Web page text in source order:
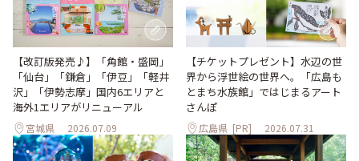
【改訂版発売♪】「角館・盛岡」
「仙台」「鎌倉」「伊豆」「軽井
沢」「伊勢志摩」国内6エリアと
海外1エリアがリニューアル
宮城県 2026.07.09
【チケットプレゼント】水辺の世
界から浮世絵の世界へ。「広島も
とまち水族館」ではじまるアート
さんぽ
広島県 [PR] 2026.07.31